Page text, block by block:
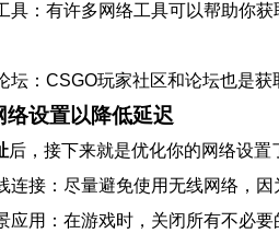
具：有许多网络工具可以帮助你
坛：CSGO玩家社区和论坛也是
络设置以降低延迟
后，接下来就是优化你的网络设置
连接：尽量避免使用无线网络，
应用：在游戏时，关闭所有不必